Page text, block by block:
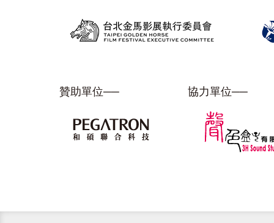
贊助單位── 協力單位──